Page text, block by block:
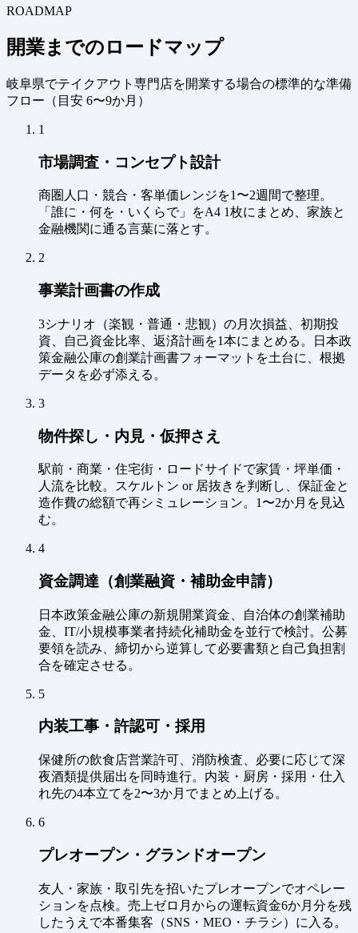
ROADMAP
開業までのロードマップ
岐阜県でテイクアウト専門店を開業する場合の標準的な準備
フロー（ 目安 6〜9か月 ）
1
市場調査・コンセプト設計
商圏人口・競合・客単価レンジを1〜2週間で整理。
「誰に・何を・いくらで」をA4 1枚にまとめ、家族と
金融機関に通る言葉に落とす。
2
事業計画書の作成
3シナリオ（楽観・普通・悲観）の月次損益、初期投
資、自己資金比率、返済計画を1本にまとめる。日本政
策金融公庫の創業計画書フォーマットを土台に、根拠
データを必ず添える。
3
物件探し・内見・仮押さえ
駅前・商業・住宅街・ロードサイドで家賃・坪単価・
人流を比較。スケルトン or 居抜きを判断し、保証金と
造作費の総額で再シミュレーション。1〜2か月を見込
む。
4
資金調達（創業融資・補助金申請）
日本政策金融公庫の新規開業資金、自治体の創業補助
金、IT/小規模事業者持続化補助金を並行で検討。公募
要領を読み、締切から逆算して必要書類と自己負担割
合を確定させる。
5
内装工事・許認可・採用
保健所の飲食店営業許可、消防検査、必要に応じて深
夜酒類提供届出を同時進行。内装・厨房・採用・仕入
れ先の4本立てを2〜3か月でまとめ上げる。
6
プレオープン・グランドオープン
友人・家族・取引先を招いたプレオープンでオペレー
ションを点検。売上ゼロ月からの運転資金6か月分を残
したうえで本番集客（SNS・MEO・チラシ）に入る。